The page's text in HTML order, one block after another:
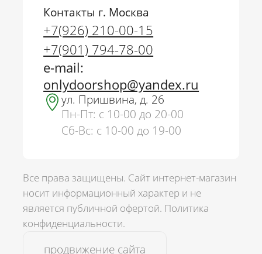
г. Москва
+7(926) 210-00-15
+7(901) 794-78-00
Контакты г. Москва
+7(926) 210-00-15
+7(901) 794-78-00
e-mail:
onlydoorshop@yandex.ru
ул. Пришвина, д. 26
Пн-Пт: с 10-00 до 20-00
Сб-Вс: с 10-00 до 19-00
Все права защищены. Сайт интернет-магазин
носит информационный характер и не
является публичной офертой. Политика
конфиденциальности.
продвижение сайта